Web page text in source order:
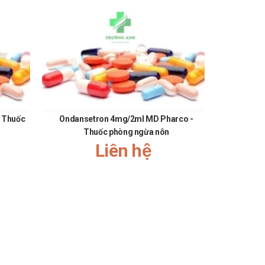
Ondansetron 4mg/2ml MD Pharco -
Thuốc phòng ngừa nôn
Liên hệ